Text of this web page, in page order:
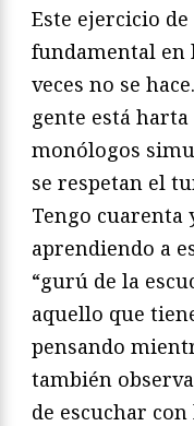
Este ejercicio
fundamental en
veces no se
gente está
monólogos
se respetan el
Tengo cuarenta
aprendiendo a
“gurú de la
aquello que
pensando
también
de escuchar